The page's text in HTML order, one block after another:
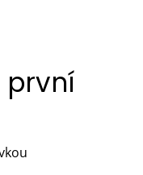
první